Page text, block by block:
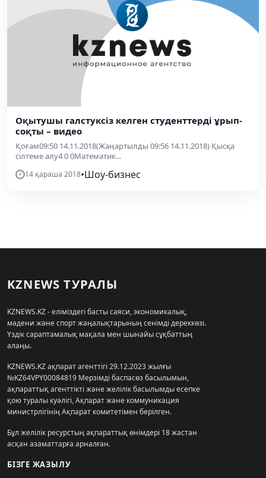
Оқытушы галстуксіз келген студенттерді ұрып-
соқты – видео
Қоғам09:50 14.11.2018(Жаңартылды 09:56 14.11.2018) Қысқа
сілтеме алу4 0 0Математик...
14 қараша 2018•Шоу-бизнес
KZNEWS ТУРАЛЫ
KZNEWS.KZ - еліміздегі басты саяси, экономикалық,
мәдени және спорт жаңалықтарының сенімді дереккөзі.
Үздік сараптамалық мақала мен шынайы сұқбаттың
алаңы.
KZNEWS.KZ ақпарат агенттігі 29.12.2023 жылғы
№KZ64VPY00084819 Мерзімді баспасөз басылымын,
ақпараттық агенттікті және желілік басылымды есепке
қою туралы куәлігі, Ақпарат және коммуникация
министрлігінің Ақпарат комитетімен берілген.
Бұл желілік ресурстың ақпараттық өнімдері 18 жастан
асқан азаматтарға арналған.
БІЗГЕ ЖАЗЫЛУ